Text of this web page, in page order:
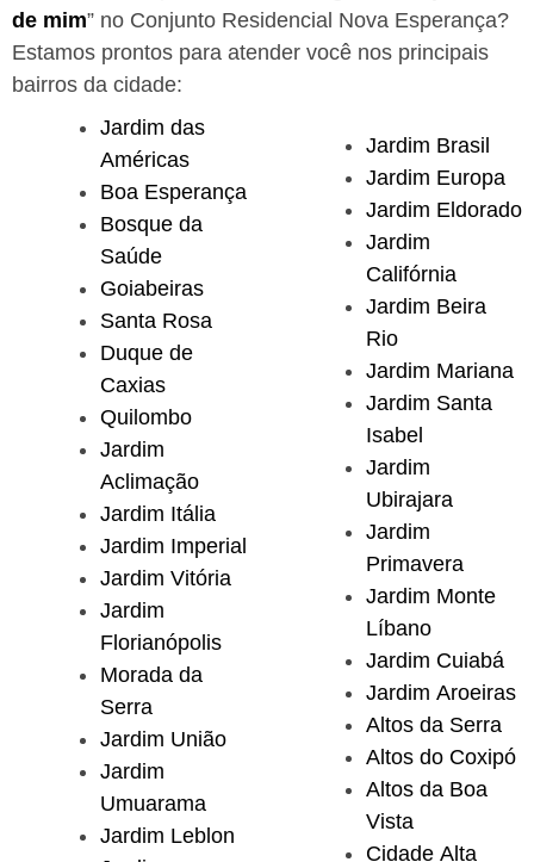
de mim” no Conjunto Residencial Nova Esperança?
Estamos prontos para atender você nos principais
bairros da cidade:
Jardim das
Américas
Boa Esperança
Bosque da
Saúde
Goiabeiras
Santa Rosa
Duque de
Caxias
Quilombo
Jardim
Aclimação
Jardim Itália
Jardim Imperial
Jardim Vitória
Jardim
Florianópolis
Morada da
Serra
Jardim União
Jardim
Umuarama
Jardim Leblon
Jardim Brasil
Jardim Europa
Jardim Eldorado
Jardim
Califórnia
Jardim Beira
Rio
Jardim Mariana
Jardim Santa
Isabel
Jardim
Ubirajara
Jardim
Primavera
Jardim Monte
Líbano
Jardim Cuiabá
Jardim Aroeiras
Altos da Serra
Altos do Coxipó
Altos da Boa
Vista
Cidade Alta